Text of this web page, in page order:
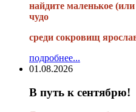
найдите маленькое (или
чудо
среди сокровищ
подробнее...
01.08.2026
В путь к сентябрю!